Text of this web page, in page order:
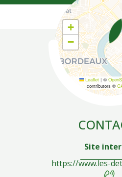
+
−
Leaflet | ©
contributors ©
Site
https://www.les-